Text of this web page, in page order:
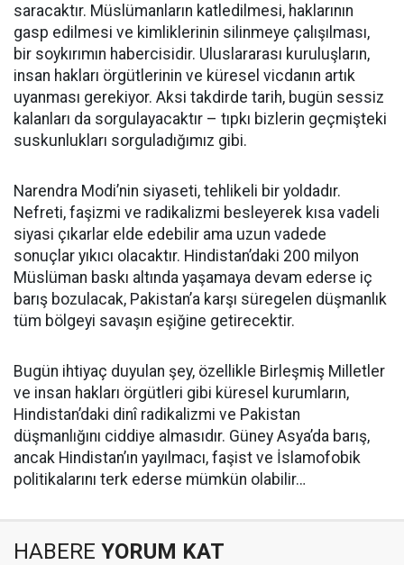
saracaktır. Müslümanların katledilmesi, haklarının
gasp edilmesi ve kimliklerinin silinmeye çalışılması,
bir soykırımın habercisidir. Uluslararası kuruluşların,
insan hakları örgütlerinin ve küresel vicdanın artık
uyanması gerekiyor. Aksi takdirde tarih, bugün sessiz
kalanları da sorgulayacaktır – tıpkı bizlerin geçmişteki
suskunlukları sorguladığımız gibi.
Narendra Modi’nin siyaseti, tehlikeli bir yoldadır.
Nefreti, faşizmi ve radikalizmi besleyerek kısa vadeli
siyasi çıkarlar elde edebilir ama uzun vadede
sonuçlar yıkıcı olacaktır. Hindistan’daki 200 milyon
Müslüman baskı altında yaşamaya devam ederse iç
barış bozulacak, Pakistan’a karşı süregelen düşmanlık
tüm bölgeyi savaşın eşiğine getirecektir.
Bugün ihtiyaç duyulan şey, özellikle Birleşmiş Milletler
ve insan hakları örgütleri gibi küresel kurumların,
Hindistan’daki dinî radikalizmi ve Pakistan
düşmanlığını ciddiye almasıdır. Güney Asya’da barış,
ancak Hindistan’ın yayılmacı, faşist ve İslamofobik
politikalarını terk ederse mümkün olabilir…
HABERE YORUM KAT